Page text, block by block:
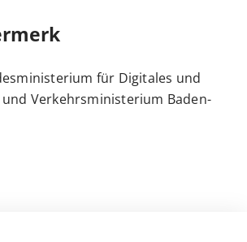
für Digitales und
Verkehrsministerium Baden-